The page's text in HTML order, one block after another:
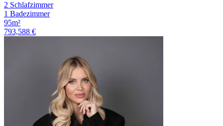
2 Schlafzimmer
1 Badezimmer
95m²
793,588 €